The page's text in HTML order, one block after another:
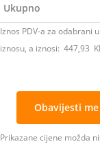
Ukupno
Iznos PDV-a za odabrani
iznosu, a iznosi: 447,93
Obavijesti
Prikazane cijene možda